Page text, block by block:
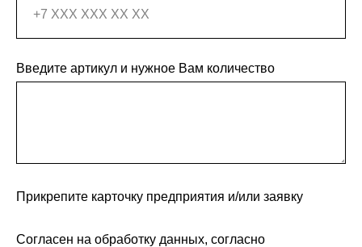
Введите артикул и нужное Вам количество
Прикрепите карточку предприятия и/или заявку
Согласен на обработку данных, согласно